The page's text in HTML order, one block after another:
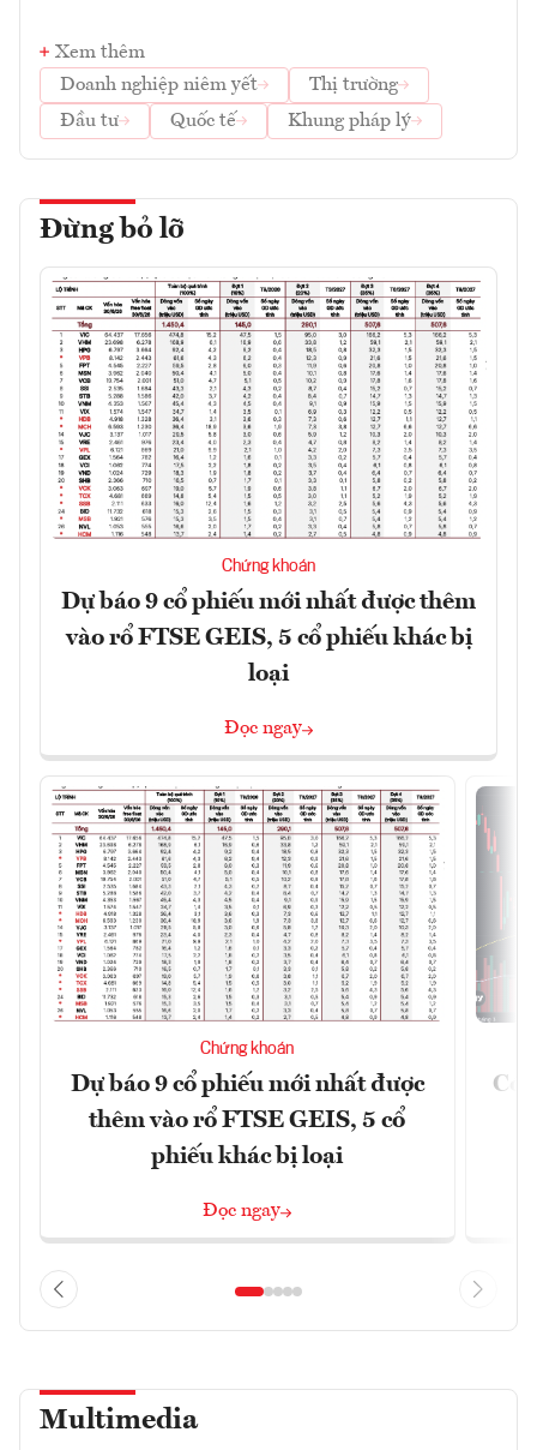
Xem thêm
Doanh nghiệp niêm yết
Thị trường
Đầu tư
Quốc tế Khung pháp lý
Đừng bỏ lỡ
Chứng khoán
Dự báo 9 cổ phiếu mới nhất được thêm
vào rổ FTSE GEIS, 5 cổ phiếu khác bị
loại
Đọc ngay
Chứng khoán
Dự báo 9 cổ phiếu mới nhất được
thêm vào rổ FTSE GEIS, 5 cổ
phiếu khác bị loại
Đọc ngay
Có
Multimedia